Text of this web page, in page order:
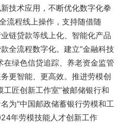
术应用，不断优化数字化拳
流程线上操作，支持随借随
链贷款等线上化、智能化产品
全流程数字化。建立“金融科技
在绿色信贷追踪、养老资金监管
更智能、更高效。推进劳模创
工匠创新工作室”被邮储银行和
为“中国邮政储蓄银行劳模和工
年劳模技能人才创新工作